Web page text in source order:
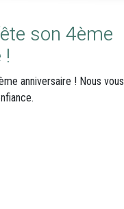
son 4ème
anniversaire ! Nous vous